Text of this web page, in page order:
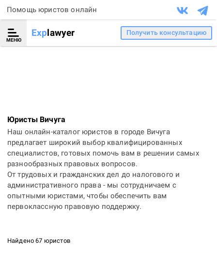
Помощь юристов онлайн
МЕНЮ
Explawyer Получить консультацию
Юристы Вичуга
Наш онлайн-каталог юристов в городе Вичуга
предлагает широкий выбор квалифицированных
специалистов, готовых помочь вам в решении самых
разнообразных правовых вопросов.
От трудовых и гражданских дел до налогового и
административного права - мы сотрудничаем с
опытными юристами, чтобы обеспечить вам
первоклассную правовую поддержку.
Найдено 67 юристов